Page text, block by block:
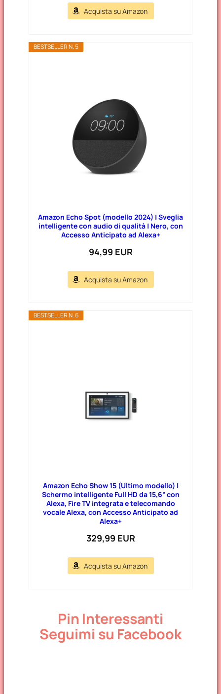
Acquista su Amazon
BESTSELLER N. 5
Amazon Echo Spot (modello 2024) | Sveglia
intelligente con audio di qualità | Nero, con
Accesso Anticipato ad Alexa+
94,99 EUR
Acquista su Amazon
BESTSELLER N. 6
Amazon Echo Show 15 (Ultimo modello) |
Schermo intelligente Full HD da 15,6” con
Alexa, Fire TV integrata e telecomando
vocale Alexa, con Accesso Anticipato ad
Alexa+
329,99 EUR
Acquista su Amazon
Pin Interessanti
Seguimi su Facebook